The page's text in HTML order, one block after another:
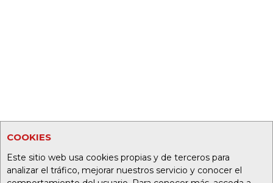
COOKIES
Este sitio web usa cookies propias y de terceros para
analizar el tráfico, mejorar nuestros servicio y conocer el